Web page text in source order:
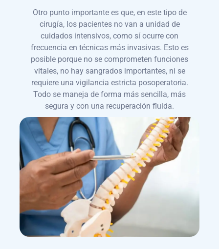
Otro punto importante es que, en este tipo de
cirugía, los pacientes no van a unidad de
cuidados intensivos, como sí ocurre con
frecuencia en técnicas más invasivas. Esto es
posible porque no se comprometen funciones
vitales, no hay sangrados importantes, ni se
requiere una vigilancia estricta posoperatoria.
Todo se maneja de forma más sencilla, más
segura y con una recuperación fluida.